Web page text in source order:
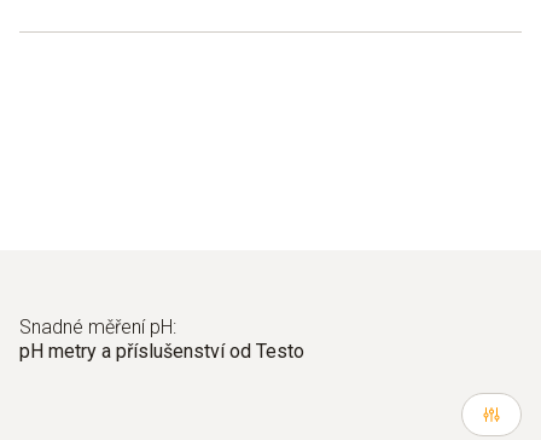
Snadné měření pH:
pH metry a příslušenství od Testo